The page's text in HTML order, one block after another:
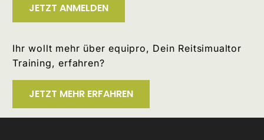
JETZT ANMELDEN
Ihr wollt mehr über equipro, Dein Reitsimualtor
Training, erfahren?
JETZT MEHR ERFAHREN